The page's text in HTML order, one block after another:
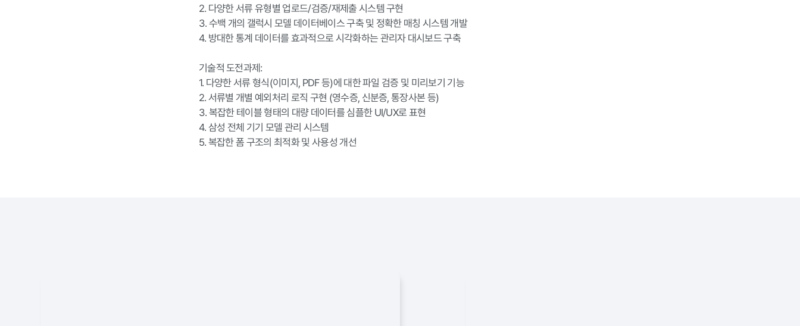
2. 다양한 서류 유형별 업로드/검증/재제출 시스템 구현
3. 수백 개의 갤럭시 모델 데이터베이스 구축 및 정확한 매칭 시스템 개발
4. 방대한 통계 데이터를 효과적으로 시각화하는 관리자 대시보드 구축
기술적 도전과제:
1. 다양한 서류 형식(이미지, PDF 등)에 대한 파일 검증 및 미리보기 기능
2. 서류별 개별 예외처리 로직 구현 (영수증, 신분증, 통장사본 등)
3. 복잡한 테이블 형태의 대량 데이터를 심플한 UI/UX로 표현
4. 삼성 전체 기기 모델 관리 시스템
5. 복잡한 폼 구조의 최적화 및 사용성 개선